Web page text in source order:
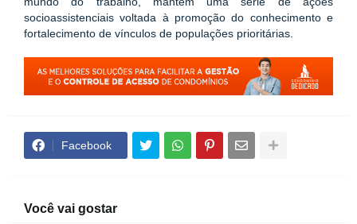
socioassistenciais voltada à promoção do conhecimento e
fortalecimento de vínculos de populações prioritárias.
Facebook
Você vai gostar